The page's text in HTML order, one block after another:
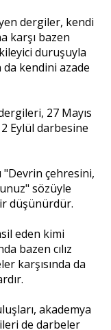
dergiler, kendi
karşı bazen
duruşuyla
kendini azade
27 Mayıs
Eylül darbesine
çehresini,
sözüyle
düşünürdür.
eden kimi
bazen cılız
karşısında da
akademya
de darbeler